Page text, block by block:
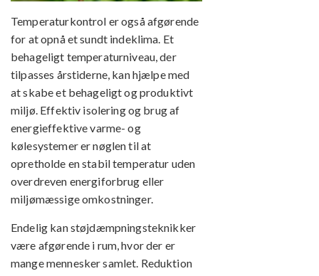
Temperaturkontrol er også afgørende
for at opnå et sundt indeklima. Et
behageligt temperaturniveau, der
tilpasses årstiderne, kan hjælpe med
at skabe et behageligt og produktivt
miljø. Effektiv isolering og brug af
energieffektive varme- og
kølesystemer er nøglen til at
opretholde en stabil temperatur uden
overdreven energiforbrug eller
miljømæssige omkostninger.
Endelig kan støjdæmpningsteknikker
være afgørende i rum, hvor der er
mange mennesker samlet. Reduktion